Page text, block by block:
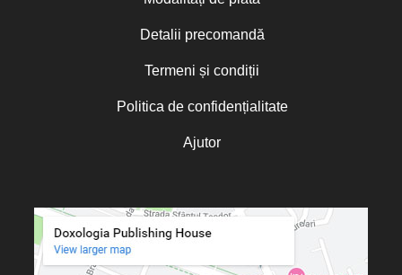
Detalii precomandă
Termeni și condiții
Politica de confidențialitate
Ajutor